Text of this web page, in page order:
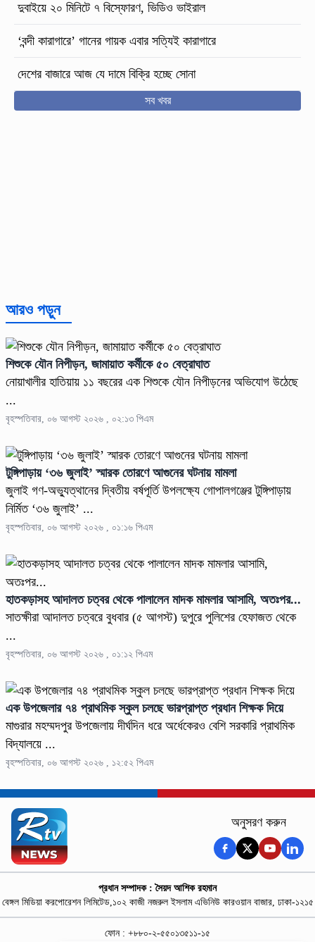
দুবাইয়ে ২০ মিনিটে ৭ বিস্ফোরণ, ভিডিও ভাইরাল
‘বন্দী কারাগারে’ গানের গায়ক এবার সত্যিই কারাগারে
দেশের বাজারে আজ যে দামে বিক্রি হচ্ছে সোনা
সব খবর
আরও পড়ুন
শিশুকে যৌন নিপীড়ন, জামায়াত কর্মীকে ৫০ বেত্রাঘাত
নোয়াখালীর হাতিয়ায় ১১ বছরের এক শিশুকে যৌন নিপীড়নের অভিযোগ উঠেছে
...
বৃহস্পতিবার, ০৬ আগস্ট ২০২৬ , ০২:১৩ পিএম
টুঙ্গিপাড়ায় ‘৩৬ জুলাই’ স্মারক তোরণে আগুনের ঘটনায় মামলা
জুলাই গণ-অভ্যুত্থানের দ্বিতীয় বর্ষপূর্তি উপলক্ষ্যে গোপালগঞ্জের টুঙ্গিপাড়ায়
নির্মিত ‘৩৬ জুলাই’ ...
বৃহস্পতিবার, ০৬ আগস্ট ২০২৬ , ০১:১৬ পিএম
হাতকড়াসহ আদালত চত্বর থেকে পালালেন মাদক মামলার আসামি, অতঃপর...
সাতক্ষীরা আদালত চত্বরে বুধবার (৫ আগস্ট) দুপুরে পুলিশের হেফাজত থেকে
...
বৃহস্পতিবার, ০৬ আগস্ট ২০২৬ , ০১:১২ পিএম
এক উপজেলার ৭৪ প্রাথমিক স্কুল চলছে ভারপ্রাপ্ত প্রধান শিক্ষক দিয়ে
মাগুরার মহম্মদপুর উপজেলায় দীর্ঘদিন ধরে অর্ধেকেরও বেশি সরকারি প্রাথমিক
বিদ্যালয়ে ...
বৃহস্পতিবার, ০৬ আগস্ট ২০২৬ , ১২:৫২ পিএম
অনুসরণ করুন
প্রধান সম্পাদক : সৈয়দ আশিক রহমান
বেঙ্গল মিডিয়া করপোরেশন লিমিটেড,১০২ কাজী নজরুল ইসলাম এভিনিউ কারওয়ান বাজার, ঢাকা-১২১৫
ফোন : +৮৮০-২-৫৫০১৩৫১১-১৫